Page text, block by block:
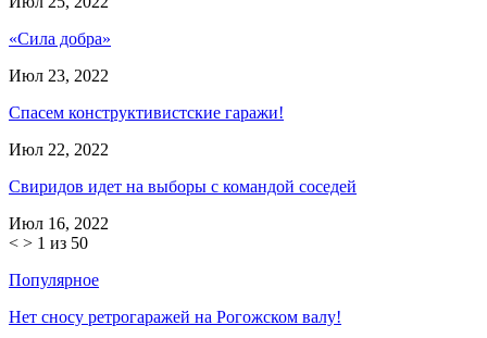
«Сила добра»
Июл 23, 2022
Спасем конструктивистские гаражи!
Июл 22, 2022
Свиридов идет на выборы с командой соседей
Июл 16, 2022
< > 1 из 50
Популярное
Нет сносу ретрогаражей на Рогожском валу!